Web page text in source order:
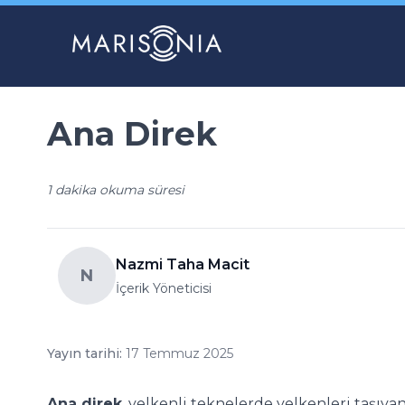
Ana Direk
1 dakika okuma süresi
N
Nazmi Taha Macit
İçerik Yöneticisi
Yayın tarihi: 17 Temmuz 2025